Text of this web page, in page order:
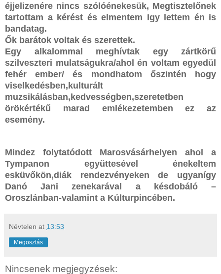
éjjelizenére nincs szólóénekesük, Megtisztelőnek
tartottam a kérést és elmentem Igy lettem én is
bandatag.
Ők barátok voltak és szerettek.
Egy alkalommal meghívtak egy zártkörű
szilveszteri mulatságukra/ahol én voltam egyedül
fehér ember/ és mondhatom őszintén hogy
viselkedésben,kulturált
muzsikálásban,kedvességben,szeretetben
örökértékű marad emlékezetemben ez az
esemény.
Mindez folytatódott Marosvásárhelyen ahol a
Tympanon együttesével énekeltem
esküvőkön,diák rendezvényeken de ugyanígy
Danó Jani zenekarával a késdobáló –
Oroszlánban-valamint a Kúlturpincében.
Névtelen at 13:53
Megosztás
Nincsenek megjegyzések: